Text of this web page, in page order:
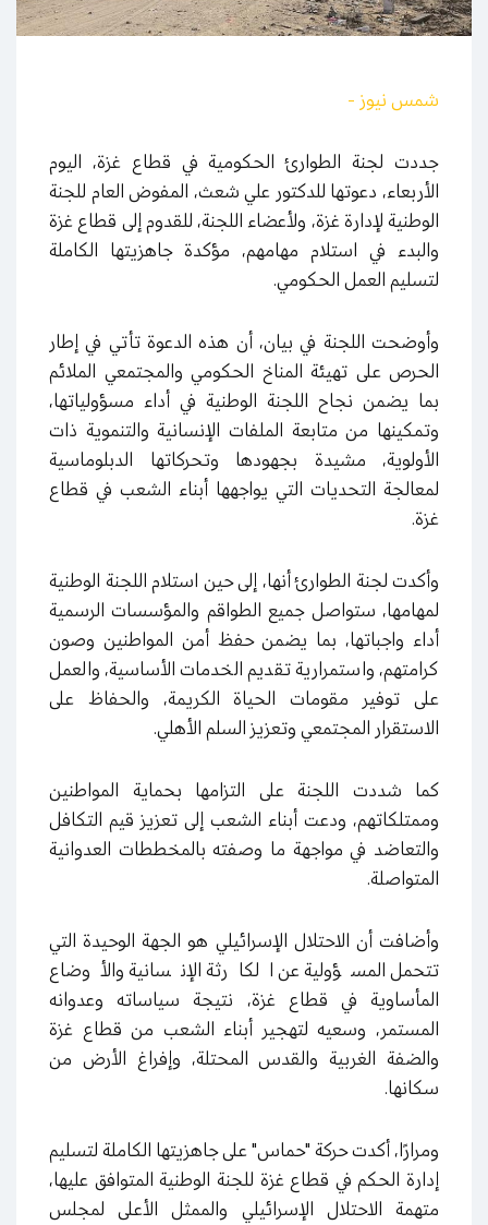
شمس نيوز -
جددت لجنة الطوارئ الحكومية في قطاع غزة، اليوم
الأربعاء، دعوتها للدكتور علي شعث، المفوض العام للجنة
الوطنية لإدارة غزة، ولأعضاء اللجنة، للقدوم إلى قطاع غزة
والبدء في استلام مهامهم، مؤكدة جاهزيتها الكاملة
لتسليم العمل الحكومي.
وأوضحت اللجنة في بيان، أن هذه الدعوة تأتي في إطار
الحرص على تهيئة المناخ الحكومي والمجتمعي الملائم
بما يضمن نجاح اللجنة الوطنية في أداء مسؤولياتها،
وتمكينها من متابعة الملفات الإنسانية والتنموية ذات
الأولوية، مشيدة بجهودها وتحركاتها الدبلوماسية
لمعالجة التحديات التي يواجهها أبناء الشعب في قطاع
غزة.
وأكدت لجنة الطوارئ أنها، إلى حين استلام اللجنة الوطنية
لمهامها، ستواصل جميع الطواقم والمؤسسات الرسمية
أداء واجباتها، بما يضمن حفظ أمن المواطنين وصون
كرامتهم، واستمرارية تقديم الخدمات الأساسية، والعمل
على توفير مقومات الحياة الكريمة، والحفاظ على
الاستقرار المجتمعي وتعزيز السلم الأهلي.
كما شددت اللجنة على التزامها بحماية المواطنين
وممتلكاتهم، ودعت أبناء الشعب إلى تعزيز قيم التكافل
والتعاضد في مواجهة ما وصفته بالمخططات العدوانية
المتواصلة.
وأضافت أن الاحتلال الإسرائيلي هو الجهة الوحيدة التي
تتحمل المسؤولية عن الكارثة الإنسانية والأوضاع
المأساوية في قطاع غزة، نتيجة سياساته وعدوانه
المستمر، وسعيه لتهجير أبناء الشعب من قطاع غزة
والضفة الغربية والقدس المحتلة، وإفراغ الأرض من
سكانها.
ومرارًا، أكدت حركة "حماس" على جاهزيتها الكاملة لتسليم
إدارة الحكم في قطاع غزة للجنة الوطنية المتوافق عليها،
متهمة الاحتلال الإسرائيلي والممثل الأعلى لمجلس